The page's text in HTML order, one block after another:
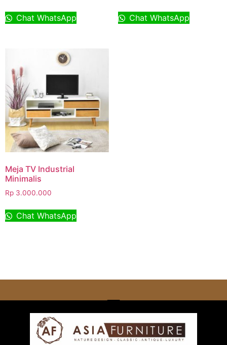
Chat WhatsApp Chat WhatsApp
Meja TV Industrial
Minimalis
Rp 3.000.000
Chat WhatsApp